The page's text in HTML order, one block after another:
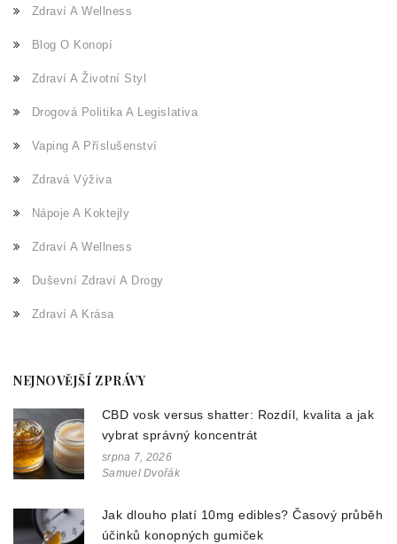
Zdraví A Wellness
Blog O Konopí
Zdraví A Životní Styl
Drogová Politika A Legislativa
Vaping A Příslušenství
Zdravá Výživa
Nápoje A Koktejly
Zdraví A Wellness
Duševní Zdraví A Drogy
Zdraví A Krása
NEJNOVĚJŠÍ ZPRÁVY
CBD vosk versus shatter: Rozdíl, kvalita a jak
vybrat správný koncentrát
srpna 7, 2026
Samuel Dvořák
Jak dlouho platí 10mg edibles? Časový průběh
účinků konopných gumiček